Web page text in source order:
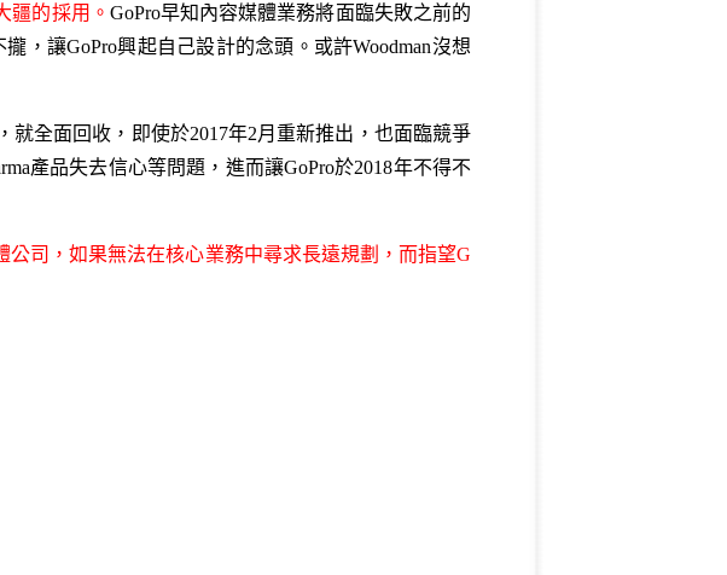
疆的採用。 GoPro早知內容媒體業務將面臨失敗之前的
，讓GoPro興起自己設計的念頭。或許Woodman沒想
就全面回收，即使於2017年2月重新推出，也面臨競爭
產品失去信心等問題，進而讓GoPro於2018年不得不
司，如果無法在核心業務中尋求長遠規劃，而指望G